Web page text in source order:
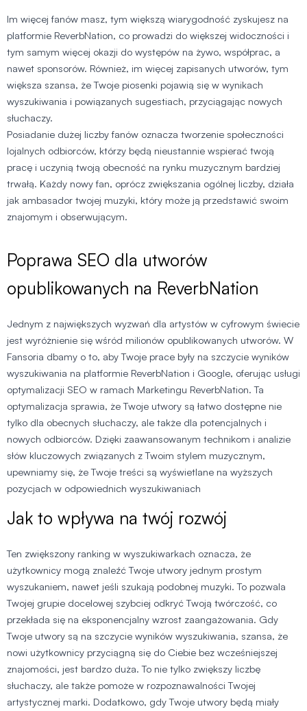
Im więcej fanów masz, tym większą wiarygodność zyskujesz na
platformie ReverbNation, co prowadzi do większej widoczności i
tym samym więcej okazji do występów na żywo, współprac, a
nawet sponsorów. Również, im więcej zapisanych utworów, tym
większa szansa, że Twoje piosenki pojawią się w wynikach
wyszukiwania i powiązanych sugestiach, przyciągając nowych
słuchaczy.
Posiadanie dużej liczby fanów oznacza tworzenie społeczności
lojalnych odbiorców, którzy będą nieustannie wspierać twoją
pracę i uczynią twoją obecność na rynku muzycznym bardziej
trwałą. Każdy nowy fan, oprócz zwiększania ogólnej liczby, działa
jak ambasador twojej muzyki, który może ją przedstawić swoim
znajomym i obserwującym.
Poprawa SEO dla utworów
opublikowanych na ReverbNation
Jednym z największych wyzwań dla artystów w cyfrowym świecie
jest wyróżnienie się wśród milionów opublikowanych utworów. W
Fansoria dbamy o to, aby Twoje prace były na szczycie wyników
wyszukiwania na platformie ReverbNation i Google, oferując usługi
optymalizacji SEO w ramach Marketingu ReverbNation. Ta
optymalizacja sprawia, że Twoje utwory są łatwo dostępne nie
tylko dla obecnych słuchaczy, ale także dla potencjalnych i
nowych odbiorców. Dzięki zaawansowanym technikom i analizie
słów kluczowych związanych z Twoim stylem muzycznym,
upewniamy się, że Twoje treści są wyświetlane na wyższych
pozycjach w odpowiednich wyszukiwaniach
Jak to wpływa na twój rozwój
Ten zwiększony ranking w wyszukiwarkach oznacza, że
użytkownicy mogą znaleźć Twoje utwory jednym prostym
wyszukaniem, nawet jeśli szukają podobnej muzyki. To pozwala
Twojej grupie docelowej szybciej odkryć Twoją twórczość, co
przekłada się na eksponencjalny wzrost zaangażowania. Gdy
Twoje utwory są na szczycie wyników wyszukiwania, szansa, że
nowi użytkownicy przyciągną się do Ciebie bez wcześniejszej
znajomości, jest bardzo duża. To nie tylko zwiększy liczbę
słuchaczy, ale także pomoże w rozpoznawalności Twojej
artystycznej marki. Dodatkowo, gdy Twoje utwory będą miały